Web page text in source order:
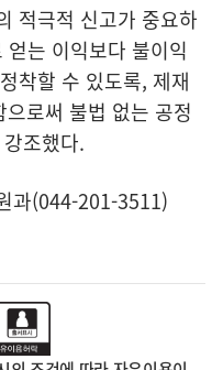
적극적 신고가 중요하
는 이익보다 불이익
착할 수 있도록, 제재
로써 불법 없는 공정
조했다.
과(044-201-3511)